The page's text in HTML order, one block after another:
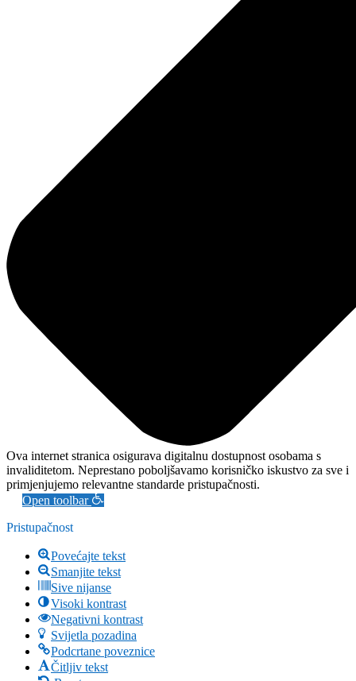
Ova internet stranica osigurava digitalnu dostupnost osobama s
invaliditetom. Neprestano poboljšavamo korisničko iskustvo za sve i
primjenjujemo relevantne standarde pristupačnosti.
Open toolbar
Pristupačnost
Povećajte tekst
Smanjite tekst
Sive nijanse
Visoki kontrast
Negativni kontrast
Svijetla pozadina
Podcrtane poveznice
Čitljiv tekst